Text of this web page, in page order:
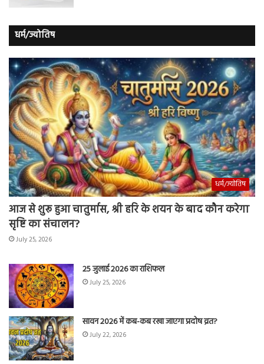
धर्म/ज्योतिष
धर्म/ज्योतिष
आज से शुरू हुआ चातुर्मास, श्री हरि के शयन के बाद कौन करेगा
सृष्टि का संचालन?
July 25, 2026
25 जुलाई 2026 का राशिफल
July 25, 2026
सावन 2026 में कब-कब रखा जाएगा प्रदोष व्रत?
July 22, 2026